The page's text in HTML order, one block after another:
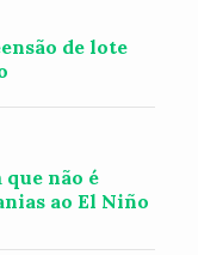
de lote
não é
ao El Niño